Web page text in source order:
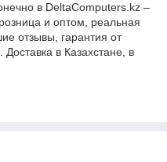
в DeltaComputers.kz –
и оптом, реальная
отзывы, гарантия от
в Казахстане, в